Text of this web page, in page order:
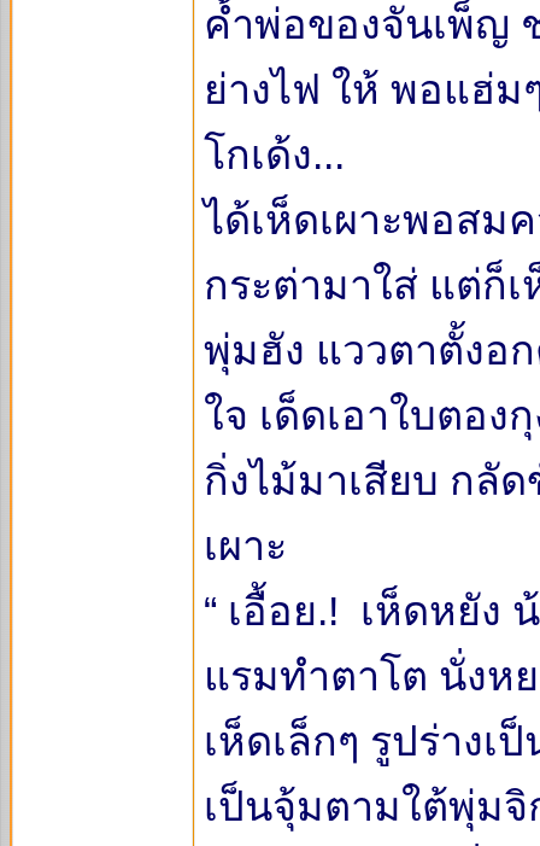
ค้ำพ่อของจันเพ็ญ
ย่างไฟ ให้ พอแฮ่
โกเด้ง...
ได้เห็ดเผาะพอสม
กระต่ามาใส่ แต่ก็
พุ่มฮัง แววตาตั้งอ
ใจ เด็ดเอาใบตอง
กิ่งไม้มาเสียบ กลัด
เผาะ
“ เอื้อย.! เห็ดหยัง
แรมทำตาโต นั่งห
เห็ดเล็กๆ รูปร่างเ
เป็นจุ้มตามใต้พุ่ม